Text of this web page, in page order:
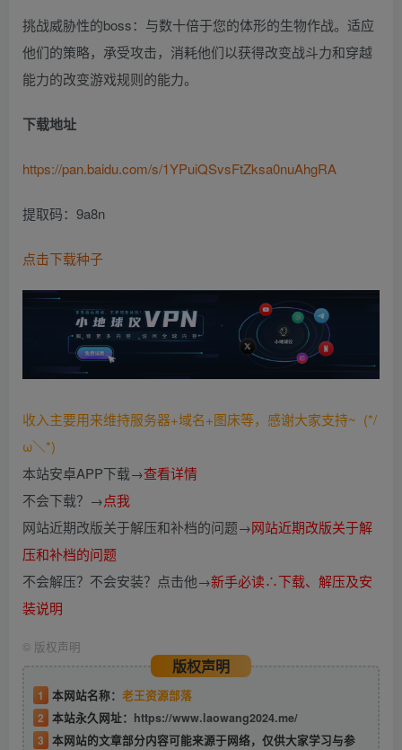
挑战威胁性的boss：与数十倍于您的体形的生物作战。适应
他们的策略，承受攻击，消耗他们以获得改变战斗力和穿越
能力的改变游戏规则的能力。
下载地址
https://pan.baidu.com/s/1YPuiQSvsFtZksa0nuAhgRA
提取码：9a8n
点击下载种子
收入主要用来维持服务器+域名+图床等，感谢大家支持~ (*/
ω＼*)
本站安卓APP下载→查看详情
不会下载？→点我
网站近期改版关于解压和补档的问题→网站近期改版关于解
压和补档的问题
不会解压？不会安装？点击他→新手必读∴下载、解压及安
装说明
© 版权声明
版权声明
1 本网站名称： 老王资源部落
2 本站永久网址： https://www.laowang2024.me/
3 本网站的文章部分内容可能来源于网络，仅供大家学习与参